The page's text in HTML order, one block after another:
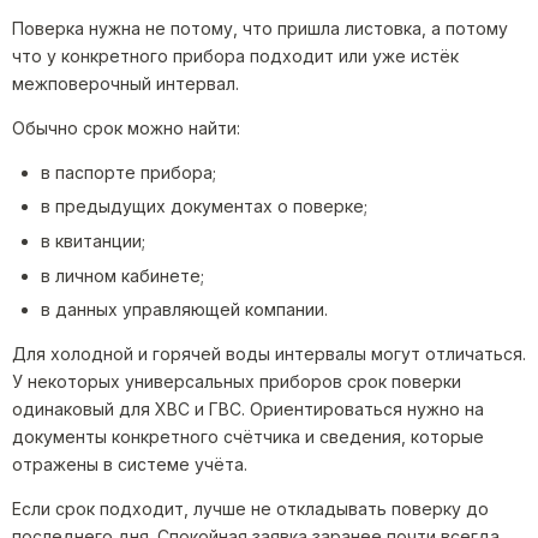
Поверка нужна не потому, что пришла листовка, а потому
что у конкретного прибора подходит или уже истёк
межповерочный интервал.
Обычно срок можно найти:
в паспорте прибора;
в предыдущих документах о поверке;
в квитанции;
в личном кабинете;
в данных управляющей компании.
Для холодной и горячей воды интервалы могут отличаться.
У некоторых универсальных приборов срок поверки
одинаковый для ХВС и ГВС. Ориентироваться нужно на
документы конкретного счётчика и сведения, которые
отражены в системе учёта.
Если срок подходит, лучше не откладывать поверку до